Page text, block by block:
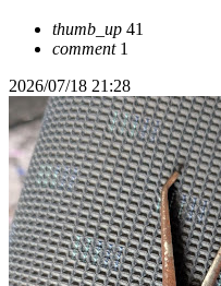
thumb_up 41
comment1
2026/07/18 21:28